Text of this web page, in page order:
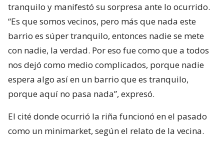
tranquilo y manifestó su sorpresa ante lo ocurrido.
“Es que somos vecinos, pero más que nada este
barrio es súper tranquilo, entonces nadie se mete
con nadie, la verdad. Por eso fue como que a todos
nos dejó como medio complicados, porque nadie
espera algo así en un barrio que es tranquilo,
porque aquí no pasa nada”, expresó.
El cité donde ocurrió la riña funcionó en el pasado
como un minimarket, según el relato de la vecina.